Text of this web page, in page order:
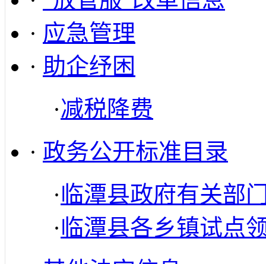
· 应急管理
· 助企纾困
·减税降费
· 政务公开标准目录
·临潭县政府有关部
·临潭县各乡镇试点